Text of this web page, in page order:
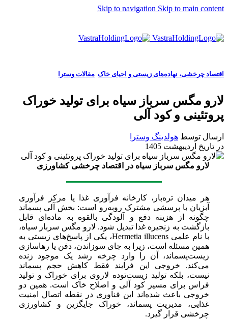
Skip to navigation Skip to main content
اقتصاد چرخشی، نهاده‌های زیستی و احیای خاک مقالات وسترا
لارو مگس سرباز سیاه برای تولید خوراک
پروتئینی و کود آلی
ارسال توسط هولدینگ وسترا
در تاریخ اردیبهشت 1405
لارو مگس سرباز سیاه در اقتصاد چرخشی کشاورزی
هر میدان تره‌بار، کارخانه فرآوری غذا یا مرکز فرآوری
آبزیان با پرسشی مشترک روبه‌رو است: بخش آلی پسماند
چگونه از هزینه دفع و آلودگی بالقوه به ماده‌ای قابل
بازگشت به زنجیره غذا تبدیل شود. لارو مگس سرباز سیاه،
با نام علمی Hermetia illucens، یکی از پاسخ‌های زیستی به
همین مسئله است، زیرا به جای سوزاندن، دفن یا رهاسازی
زیست‌پسماند، آن را وارد چرخه رشد یک موجود زنده
می‌کند. خروجی این فرایند فقط کاهش حجم پسماند
نیست، بلکه تولید زیست‌توده لاروی برای خوراک و تولید
فراس برای مسیر کود آلی و اصلاح خاک است. همین دو
خروجی باعث شده‌اند این فناوری در نقطه اتصال امنیت
غذایی، مدیریت پسماند، خوراک جایگزین و کشاورزی
چرخشی قرار گیرد.